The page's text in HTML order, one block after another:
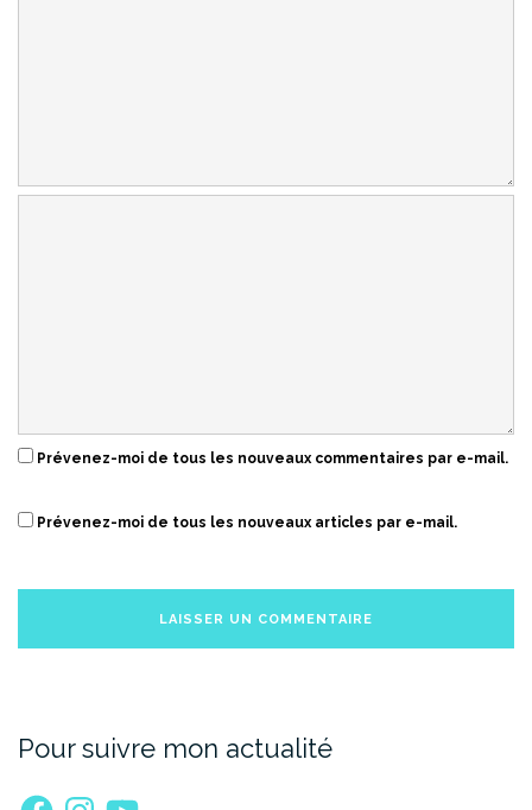
Prévenez-moi de tous les nouveaux commentaires par e-mail.
Prévenez-moi de tous les nouveaux articles par e-mail.
Pour suivre mon actualité
FacebookInstagramYouTube